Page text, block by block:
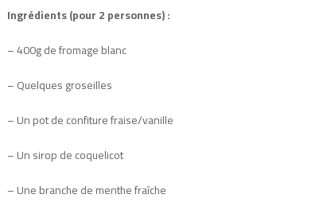
Ingrédients (pour 2 personnes) :
– 400g de fromage blanc
– Quelques groseilles
– Un pot de confiture fraise/vanille
– Un sirop de coquelicot
– Une branche de menthe fraîche